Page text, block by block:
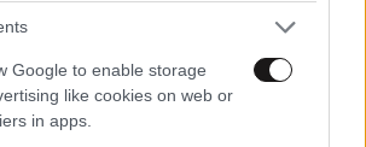
Google to enable storage
like cookies on web or
in apps.